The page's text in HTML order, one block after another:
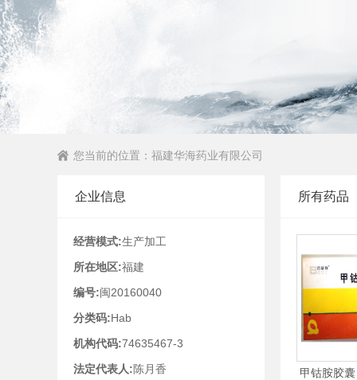
您当前的位置： 福建华海药业有限公司
所有药品
甲钴胺胶囊
企业信息
经营模式:生产加工
所在地区:福建
编号:闽20160040
分类码:Hab
机构代码:74635467-3
法定代表人:陈月香